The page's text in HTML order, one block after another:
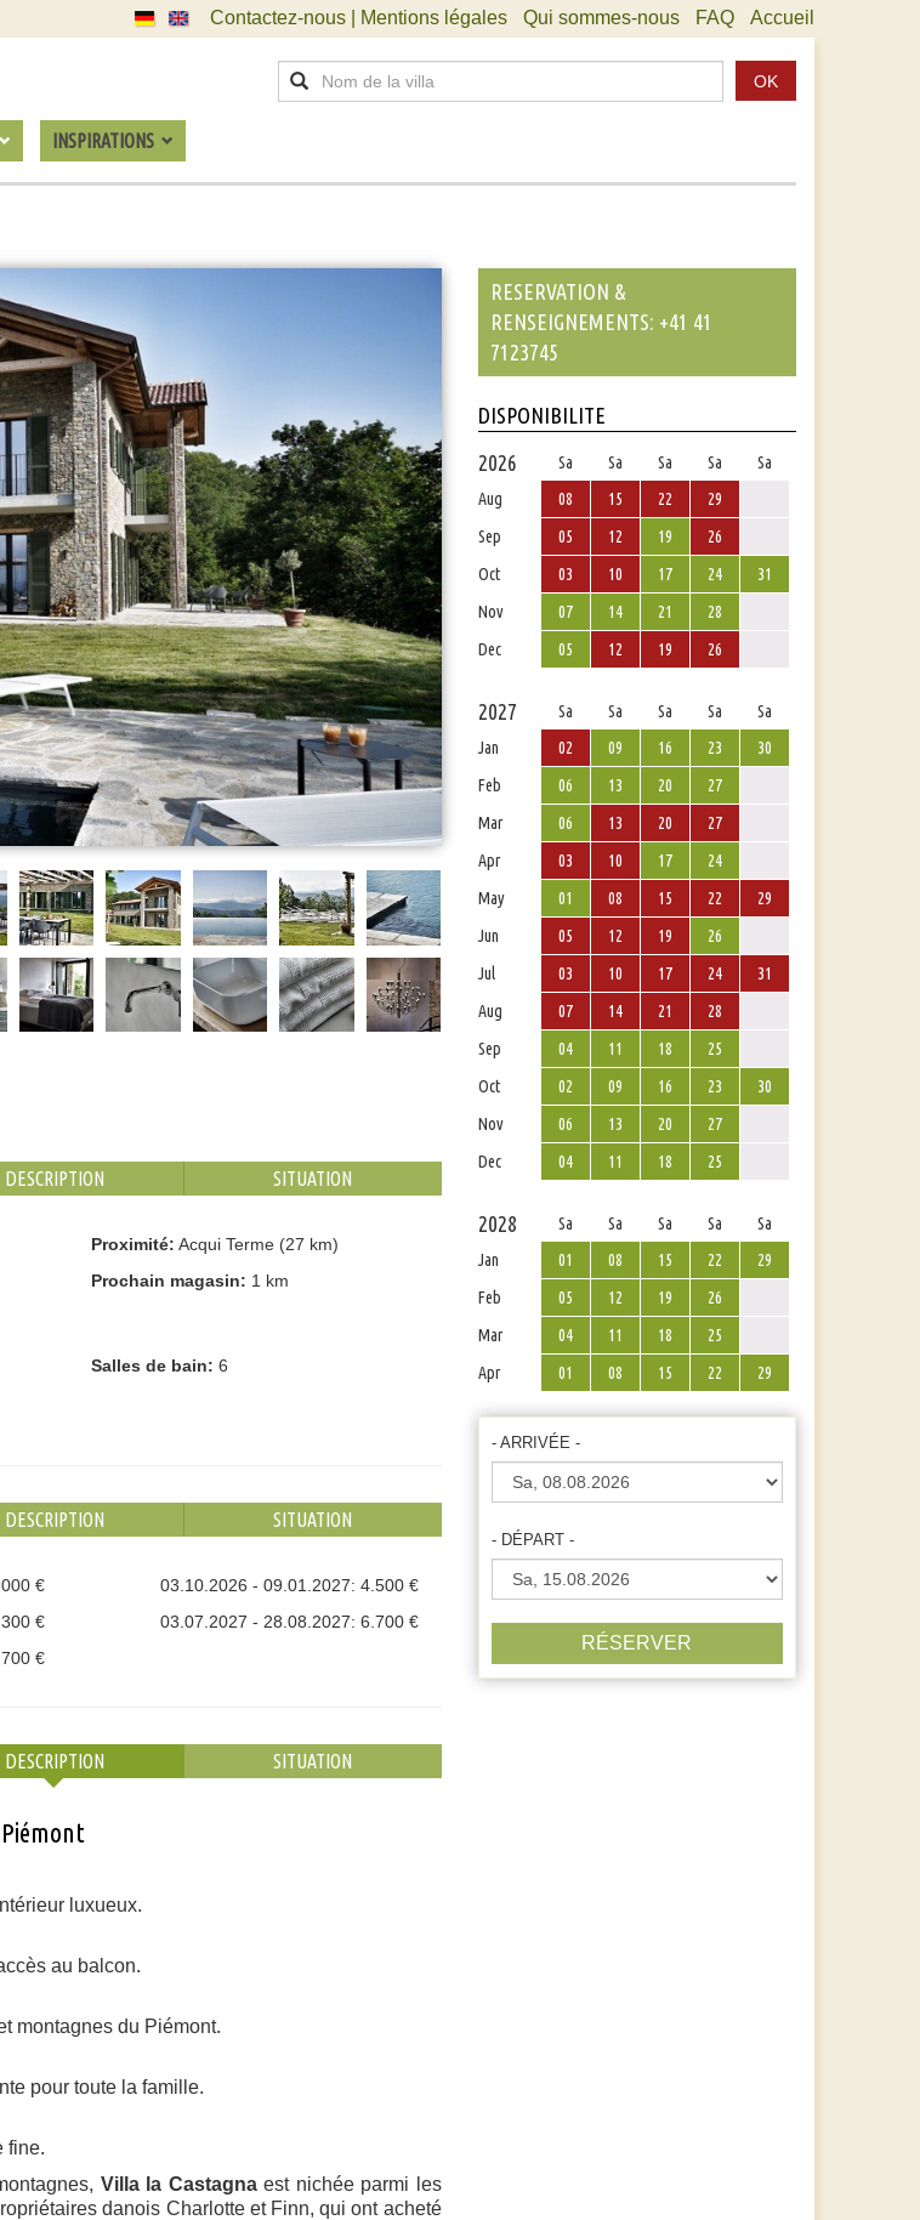
Contactez-nous | Mentions légales Qui sommes-nous FAQ Accueil
INSPIRATIONS
OK
DESCRIPTION SITUATION
Proximité: Acqui Terme (27 km)
Prochain magasin: 1 km
Salles de bain: 6
DESCRIPTION SITUATION
€
03.10.2026 - 09.01.2027: 4.500 €
€
03.07.2027 - 28.08.2027: 6.700 €
€
DESCRIPTION SITUATION
luxueux.
au balcon.
montagnes du Piémont.
pour toute la famille.
fine.
Villa la Castagnaest nichée parmi les
danois Charlotte et Finn, qui ont acheté
RESERVATION &
RENSEIGNEMENTS: +41 41
7123745
DISPONIBILITE
2026
Sa Sa Sa Sa
Sa
Aug
08 15 22
29
Sep
05 12 19
26
Oct
03 10 17 24
31
Nov
07 14 21
28
Dec
05 12 19 26
2027 Sa Sa Sa Sa
Sa
Jan
02 09 16 23
30
Feb
06 13 20
27
Mar
06 13 20
27
Apr
03 10 17
24
May
01 08 15 22
29
Jun
05 12 19
26
Jul
03 10 17 24
31
Aug
07 14 21
28
Sep
04 11 18
25
Oct
02 09 16 23
30
Nov
06 13 20
27
Dec
04 11 18 25
2028 Sa Sa Sa Sa
Sa
Jan
01 08 15 22
29
Feb
05 12 19
26
Mar
04 11 18
25
Apr
01 08 15 22 29
- ARRIVÉE -
- DÉPART -
RÉSERVER